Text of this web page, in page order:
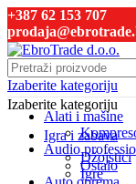
+387 62 153 707
Izaberite kategoriju
Alati i mašine
Audio
Ostalo
Izaberite kategoriju
Igra i zabava
Džojstici
Igre